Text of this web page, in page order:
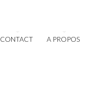
CONTACT A PROPOS